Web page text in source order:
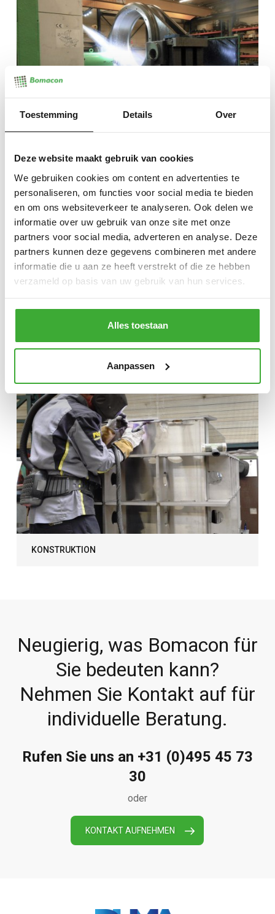
Toestemming Details Over
Deze website maakt gebruik van cookies
We gebruiken cookies om content en advertenties te
personaliseren, om functies voor social media te bieden
en om ons websiteverkeer te analyseren. Ook delen we
informatie over uw gebruik van onze site met onze
partners voor social media, adverteren en analyse. Deze
partners kunnen deze gegevens combineren met andere
informatie die u aan ze heeft verstrekt of die ze hebben
verzameld op basis van uw gebruik van hun services.
Alles toestaan
Aanpassen
GROSSE DREHPRODUKTE
KONSTRUKTION
Neugierig, was Bomacon für
Sie bedeuten kann?
Nehmen Sie Kontakt auf für
individuelle Beratung.
Rufen Sie uns an +31 (0)495 45 73
30
oder
KONTAKT AUFNEHMEN